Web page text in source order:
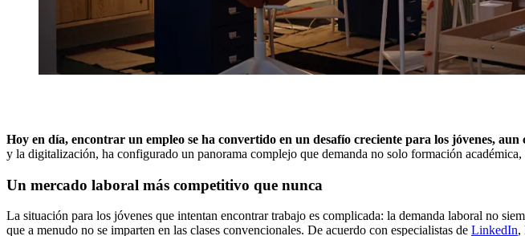
Hoy en día, encontrar un empleo se ha convertido en un desafío creciente para los jóvenes,
y la digitalización, ha configurado un panorama complejo que demanda no solo formación
Un mercado laboral más competitivo que nunca
La situación para los jóvenes que intentan encontrar trabajo es complicada: la demanda laboral no
que a menudo no se imparten en las clases convencionales. De acuerdo con especialistas de LinkedIn,